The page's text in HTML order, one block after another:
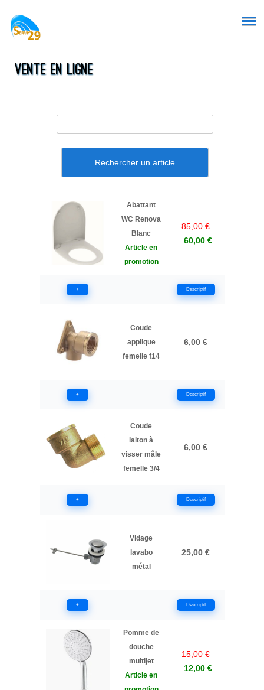
Vente en ligne
Rechercher un article
Abattant
WC Renova
Blanc
Article en
promotion
85,00 €
60,00 €
+ Descriptif
Coude
applique
femelle f14
6,00 €
+ Descriptif
Coude
laiton à
visser mâle
femelle 3/4
6,00 €
+ Descriptif
Vidage
lavabo
métal
25,00 €
+ Descriptif
Pomme de
douche
multijet
Article en
15,00 €
12,00 €